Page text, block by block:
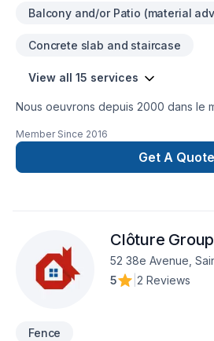
Balcony and/or Patio (material
Concrete slab and staircase
View all 15 services
Nous oeuvrons depuis 2000 dans le
marches et pierres naturelles (mur
et Pavé uni.-Harmonisation et
Travaux civil tel que: chemin
Member Since 2016
Get A Quote
Clôture
52 38e Avenue,
5
2 Reviews
Fence